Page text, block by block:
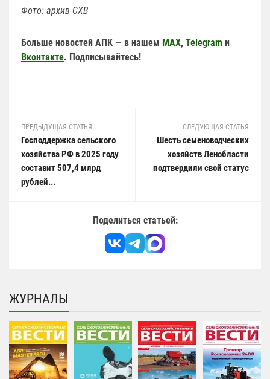
Фото: архив СХВ
Больше новостей АПК — в нашем MAX, Telegram и
Вконтакте. Подписывайтесь!
ПРЕДЫДУЩАЯ СТАТЬЯ
Господдержка сельского
хозяйства РФ в 2025 году
составит 507,4 млрд
рублей...
СЛЕДУЮЩАЯ СТАТЬЯ
Шесть семеноводческих
хозяйств Ленобласти
подтвердили свой статус
Поделиться статьей:
ЖУРНАЛЫ